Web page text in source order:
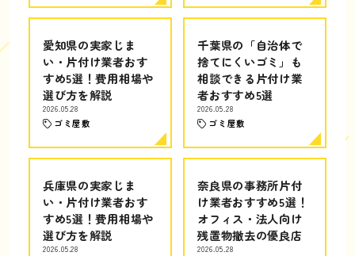
愛知県の実家じま
い・片付け業者おす
すめ5選！費用相場や
選び方を解説
2026.05.28
ゴミ屋敷
千葉県の「自治体で
捨てにくいゴミ」も
相談できる片付け業
者おすすめ5選
2026.05.28
ゴミ屋敷
兵庫県の実家じま
い・片付け業者おす
すめ5選！費用相場や
選び方を解説
2026.05.28
奈良県の事務所片付
け業者おすすめ5選！
オフィス・法人向け
残置物撤去の優良店
2026.05.28